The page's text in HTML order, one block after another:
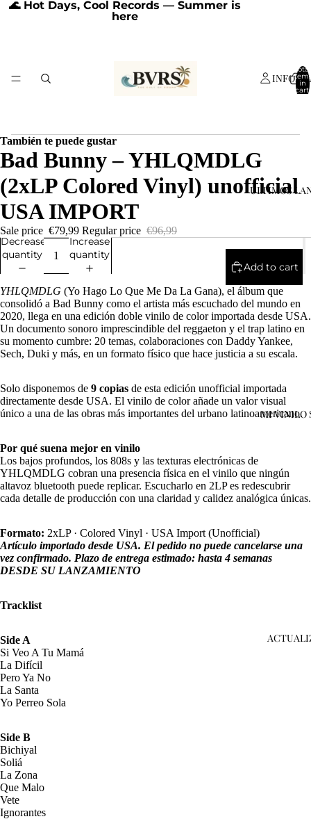
🌊 Hot Days, Cool Records — Summer is
here
ÚLTIMOS
MI VINILO
Total
in
cart:
0
Open
image
in
full
screen
También te puede gustar
Bad Bunny – YHLQMDLG
(2xLP Colored Vinyl) unofficial
USA IMPORT
Sale price €79,99 Regular price €96,99
Decrease
quantity
Increase
quantity
Add to cart
YHLQMDLG (Yo Hago Lo Que Me Da La Gana), el álbum que
consolidó a Bad Bunny como el artista más escuchado del mundo en
2020, llega en una edición doble vinilo de color importada desde USA.
Un documento sonoro imprescindible del reggaeton y el trap latino en
su momento cumbre: 20 temas, colaboraciones con Daddy Yankee,
Sech, Duki y más, en un formato físico que hace justicia a su escala.
Solo disponemos de 9 copias de esta edición unofficial importada
directamente desde USA. El vinilo de color añade un valor visual
único a una de las obras más importantes del urbano latinoamericano.
Por qué suena mejor en vinilo
Los bajos profundos, los 808s y las texturas electrónicas de
YHLQMDLG cobran una presencia física en el vinilo que ningún
altavoz bluetooth puede replicar. Escucharlo en 2LP es redescubrir
cada detalle de producción con una claridad y calidez analógica únicas.
Formato: 2xLP · Colored Vinyl · USA Import (Unofficial)
Artículo importado desde USA. El pedido no puede cancelarse una
vez confirmado. Plazo de entrega estimado: hasta 4 semanas
DESDE SU LANZAMIENTO
Tracklist
Side A
Si Veo A Tu Mamá
La Difícil
Pero Ya No
La Santa
Yo Perreo Sola
Side B
Bichiyal
Soliá
La Zona
Que Malo
Vete
Ignorantes